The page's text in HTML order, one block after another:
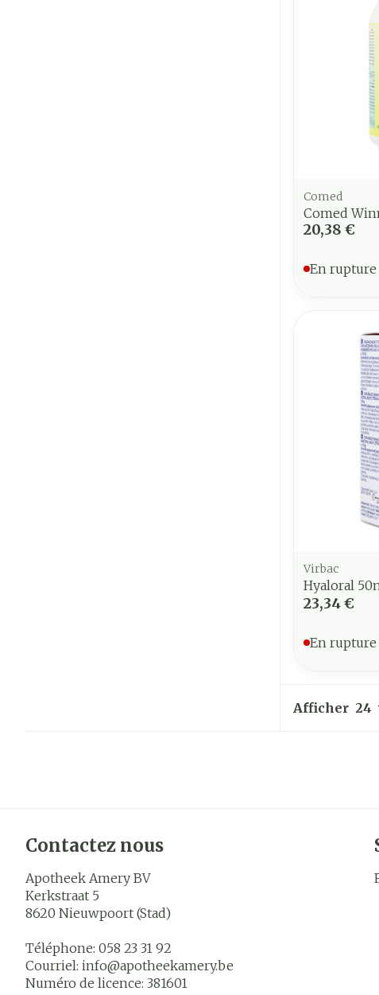
Comed
Comed
20,38 €
En
Virbac
Hyaloral
23,34 €
En
Afficher
Contactez nous
Apotheek Amery BV
Kerkstraat 5
8620 Nieuwpoort (Stad)
Téléphone: 058 23 31 92
Courriel: info@apotheekamery.be
Numéro de licence: 381601